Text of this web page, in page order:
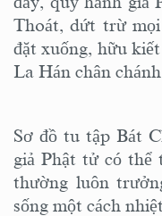
Thoát, dứt trừ mọi
đặt xuống, hữu
La Hán chân
Sơ đồ tu tập Bát
giả Phật tử có thể
thường luôn
sống một cách